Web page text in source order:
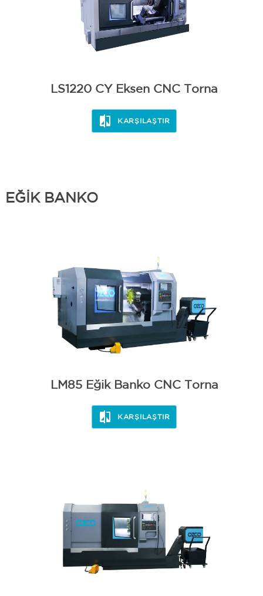
LS1220 CY Eksen CNC Torna
KARŞILAŞTIR
EĞİK BANKO
LM85 Eğik Banko CNC Torna
KARŞILAŞTIR